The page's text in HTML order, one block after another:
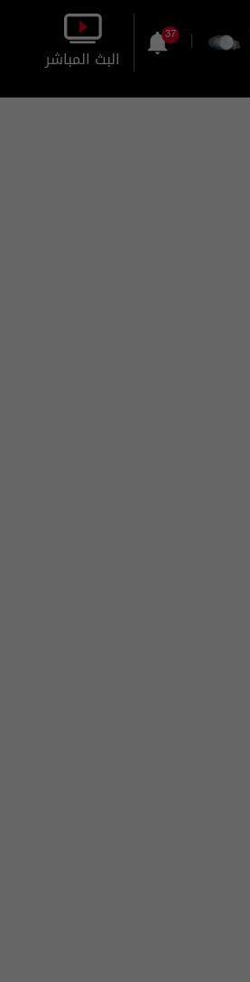
37
البث المباشر